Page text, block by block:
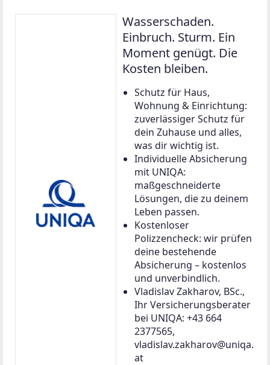
Wasserschaden.
Einbruch. Sturm. Ein
Moment genügt. Die
Kosten bleiben.
Schutz für Haus,
Wohnung & Einrichtung:
zuverlässiger Schutz für
dein Zuhause und alles,
was dir wichtig ist.
Individuelle Absicherung
mit UNIQA:
maßgeschneiderte
Lösungen, die zu deinem
Leben passen.
Kostenloser
Polizzencheck: wir prüfen
deine bestehende
Absicherung – kostenlos
und unverbindlich.
Vladislav Zakharov, BSc.,
Ihr Versicherungsberater
bei UNIQA: +43 664
2377565,
vladislav.zakharov@uniqa.
at